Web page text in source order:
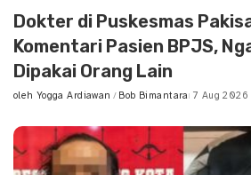
Dokter di Puskesmas
Komentari Pasien BPJS,
Dipakai Orang Lain
Posted
oleh Yogga Ardiawan Bob Bimantara 7 Aug 2026